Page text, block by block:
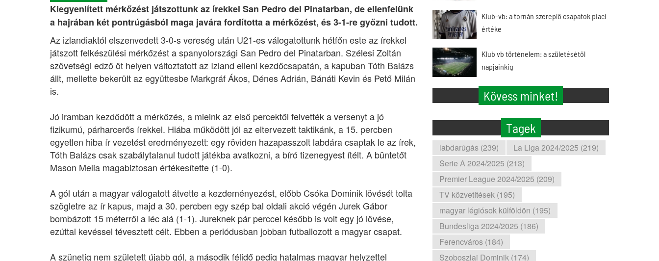
Kiegyenlített mérkőzést játszottunk az írekkel San Pedro del Pinatarban, de ellenfelünk
a hajrában két pontrúgásból maga javára fordította a mérkőzést, és 3-1-re győzni tudott.
Az izlandiaktól elszenvedett 3-0-s vereség után U21-es válogatottunk hétfőn este az írekkel
játszott felkészülési mérkőzést a spanyolországi San Pedro del Pinatarban. Szélesi Zoltán
szövetségi edző öt helyen változtatott az Izland elleni kezdőcsapatán, a kapuban Tóth Balázs
állt, mellette bekerült az együttesbe Markgráf Ákos, Dénes Adrián, Bánáti Kevin és Pető Milán
is.
Jó iramban kezdődött a mérkőzés, a mieink az első percektől felvették a versenyt a jó
fizikumú, párharcerős írekkel. Hiába működött jól az eltervezett taktikánk, a 15. percben
egyetlen hiba ír vezetést eredményezett: egy röviden hazapasszolt labdára csaptak le az írek,
Tóth Balázs csak szabálytalanul tudott játékba avatkozni, a bíró tizenegyest ítélt. A büntetőt
Mason Melia magabiztosan értékesítette (1-0).
A gól után a magyar válogatott átvette a kezdeményezést, előbb Csóka Dominik lövését tolta
szögletre az ír kapus, majd a 30. percben egy szép bal oldali akció végén Jurek Gábor
bombázott 15 méterről a léc alá (1-1). Jureknek pár perccel később is volt egy jó lövése,
ezúttal kevéssel tévesztett célt. Ebben a periódusban jobban futballozott a magyar csapat.
A szünetig nem született újabb gól, a második félidő pedig hatalmas magyar helyzettel
Klub-vb: a tornán szereplő csapatok piaci
értéke
Klub vb történelem: a születésétől
napjainkig
Kövess minket!
Tagek
labdarúgás (239)
La Liga 2024/2025 (219)
Serie A 2024/2025 (213)
Premier League 2024/2025 (209)
TV közvetítések (195)
magyar légiósok külföldön (195)
Bundesliga 2024/2025 (186)
Ferencváros (184)
Szoboszlai Dominik (174)